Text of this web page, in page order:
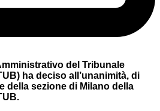
del Tribunale
ha deciso all’unanimità, di
della sezione di Milano della